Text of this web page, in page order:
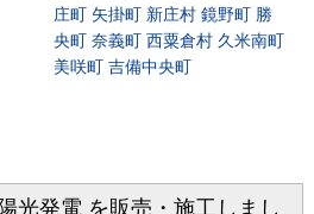
庄町 矢掛町 新庄村 鏡野町 勝
央町 奈義町 西粟倉村 久米南町
美咲町 吉備中央町
光発電 を販売・施工しまし